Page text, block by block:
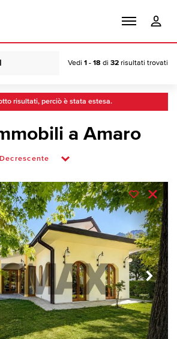
Vedi 1 - 18 di 32 risultati trovati
risultati, perciò è stata estesa.
a Amaro